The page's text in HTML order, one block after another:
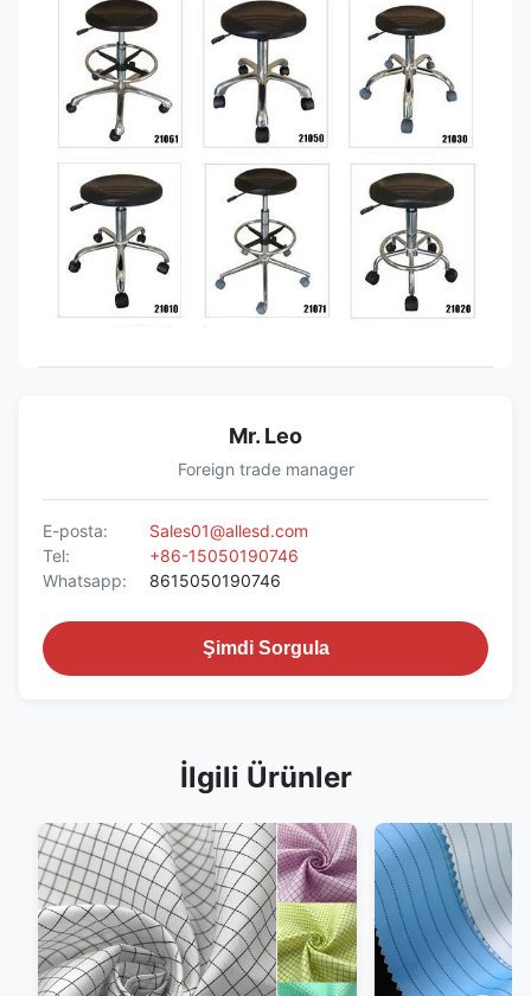
Mr. Leo
Foreign trade manager
E-posta:
Sales01@allesd.com
Tel:
+86-15050190746
Whatsapp:
8615050190746
Şimdi Sorgula
İlgili Ürünler